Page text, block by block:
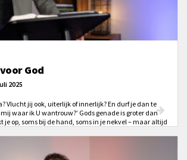
God
2025
Vlucht jij ook, uiterlijk of innerlijk? En durf je dan te
waar ik U wantrouw?’ Gods genade is groter dan
je op, soms bij de hand, soms in je nekvel – maar altijd